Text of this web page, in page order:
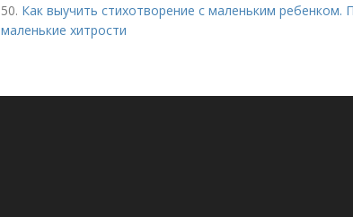
50. Как выучить стихотворение с маленьким ребенком.
маленькие хитрости